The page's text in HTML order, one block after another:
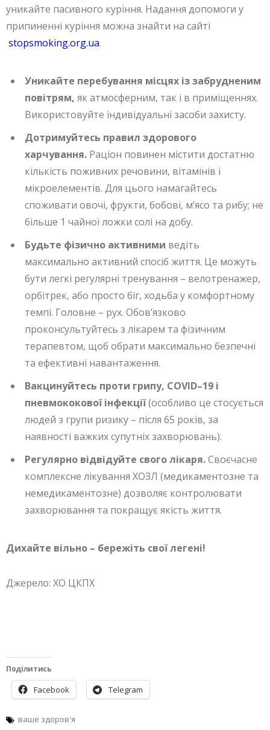
уникайте пасивного куріння. Надання допомоги у
припиненні куріння можна знайти на сайті
stopsmoking.org.ua.
Уникайте перебування місцях із забрудненим
повітрям, як атмосферним, так і в приміщеннях.
Використовуйте індивідуальні засоби захисту.
Дотримуйтесь правил здорового
харчування. Раціон повинен містити достатню
кількість поживних речовини, вітамінів і
мікроелементів. Для цього намагайтесь
споживати овочі, фрукти, бобові, м’ясо та рибу; не
більше 1 чайної ложки солі на добу.
Будьте фізично активними ведіть
максимально активний спосіб життя. Це можуть
бути легкі регулярні тренування – велотренажер,
орбітрек, або просто біг, ходьба у комфортному
темпі. Головне – рух. Обов’язково
проконсультуйтесь з лікарем та фізичним
терапевтом, щоб обрати максимально безпечні
та ефективні навантаження.
Вакцинуйтесь проти грипу, COVID–19 і
пневмококової інфекції(особливо це стосується
людей з групи ризику – після 65 років, за
наявності важких супутніх захворювань).
Регулярно відвідуйте свого лікаря.Своєчасне
комплексне лікування ХОЗЛ (медикаментозне та
немедикаментозне) дозволяє контролювати
захворювання та покращує якість життя.
Дихайте вільно – бережіть свої легені!
Джерело: ХО ЦКПХ
Поділитись
Facebook Telegram
ваше здоров'я